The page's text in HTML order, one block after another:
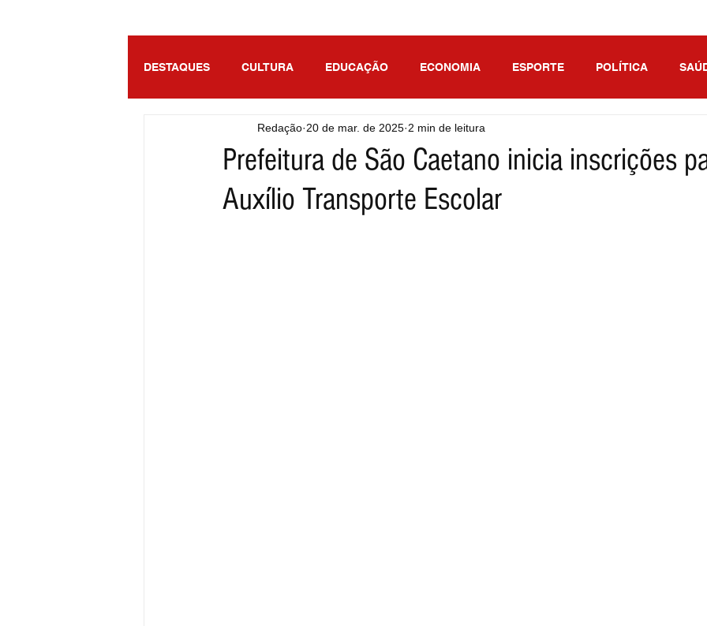
DESTAQUES CULTURA EDUCAÇÃO ECONOMIA ESPORTE POLÍTICA
ENTRETENIMENTO SÃO PAULO
Prefeitura de São Caetano inicia inscrições
Auxílio Transporte Escolar
Redação 20 de mar. de 2025 2 min de leitura